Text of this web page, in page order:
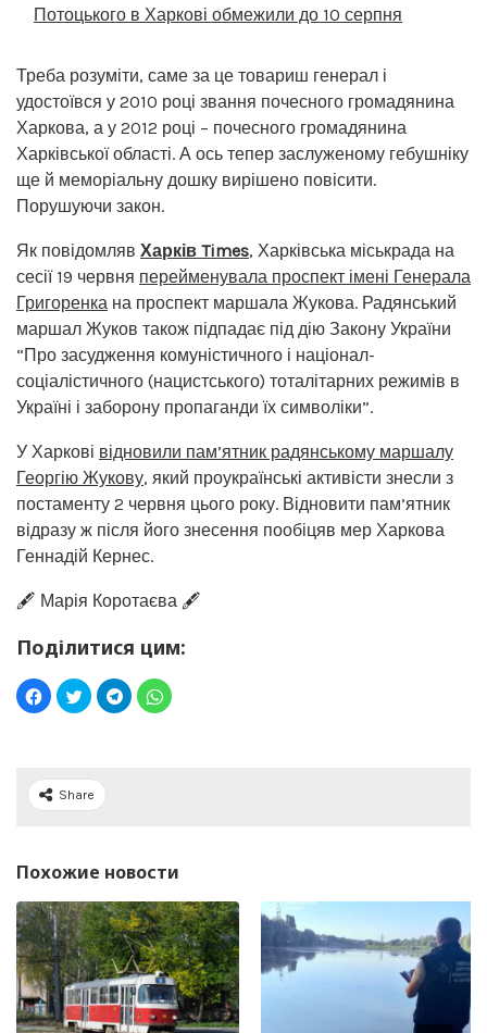
Потоцького в Харкові обмежили до 10 серпня
Треба розуміти, саме за це товариш генерал і
удостоївся у 2010 році звання почесного громадянина
Харкова, а у 2012 році – почесного громадянина
Харківської області. А ось тепер заслуженому гебушніку
ще й меморіальну дошку вирішено повісити.
Порушуючи закон.
Як повідомляв Харків Times, Харківська міськрада на
сесії 19 червня перейменувала проспект імені Генерала
Григоренка на проспект маршала Жукова. Радянський
маршал Жуков також підпадає під дію Закону України
“Про засудження комуністичного і націонал-
соціалістичного (нацистського) тоталітарних режимів в
Україні і заборону пропаганди їх символіки”.
У Харкові відновили пам’ятник радянському маршалу
Георгію Жукову, який проукраїнські активісти знесли з
постаменту 2 червня цього року. Відновити пам’ятник
відразу ж після його знесення пообіцяв мер Харкова
Геннадій Кернес.
🖋️ Марія Коротаєва 🖋️
Поділитися цим:
Share
Похожие новости